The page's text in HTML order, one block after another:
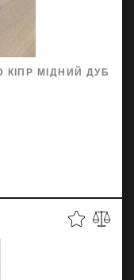
КІПР МІДНИЙ ДУБ